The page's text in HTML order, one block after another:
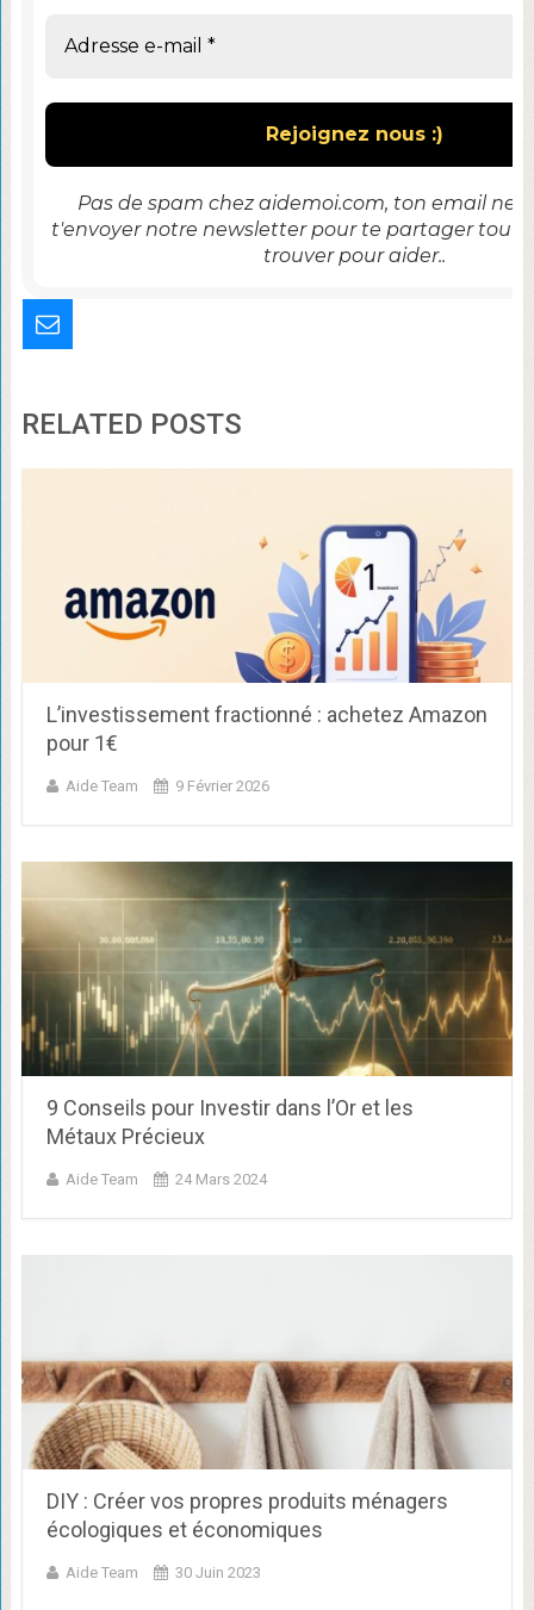
Pas de spam chez aidemoi.com, ton email ne
t'envoyer notre newsletter pour te partager tout
trouver pour aider..
RELATED POSTS
L’investissement fractionné : achetez Amazon
pour 1€
Aide Team 9 Février 2026
9 Conseils pour Investir dans l’Or et les
Métaux Précieux
Aide Team 24 Mars 2024
DIY : Créer vos propres produits ménagers
écologiques et économiques
Aide Team 30 Juin 2023